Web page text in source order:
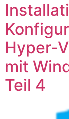
Hyper-
mit
Teil 4